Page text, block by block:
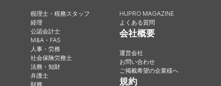
税理士・税務スタッフ
経理
公認会計士
M&A・FAS
人事・労務
社会保険労務士
法務・知財
弁護士
財務
HUPRO MAGAZINE
よくある質問
会社概要
運営会社
お問い合わせ
ご掲載希望の企業様へ
規約